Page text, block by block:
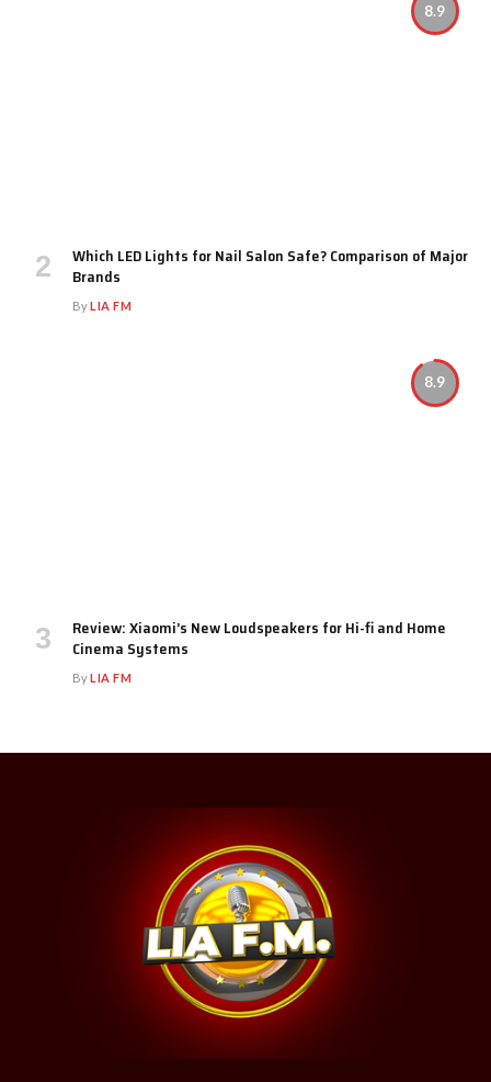
8.9
Which LED Lights for Nail Salon Safe? Comparison of Major
Brands
ByLIA FM
8.9
Review: Xiaomi’s New Loudspeakers for Hi-fi and Home
Cinema Systems
ByLIA FM